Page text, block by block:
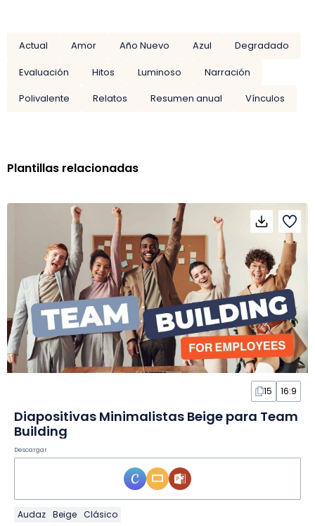
Actual Amor Año Nuevo Azul
Degradado
Evaluación
Hitos Luminoso
Narración
Polivalente
Relatos Resumen anual Vínculos
Plantillas relacionadas
15 16:9
Diapositivas Minimalistas Beige para Team
Building
Descargar
Audaz Beige Clásico